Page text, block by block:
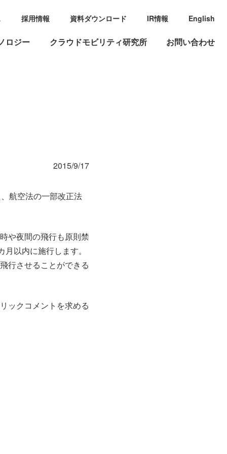
ロジー クラウドモビリティ研究所 お問い合わせ
採用情報 資料ダウンロード IR情報 English
2015/9/17
航空法の一部改正法
や夜間の飛行も原則禁
以内に施行します。
行させることができる
ックコメントを求める